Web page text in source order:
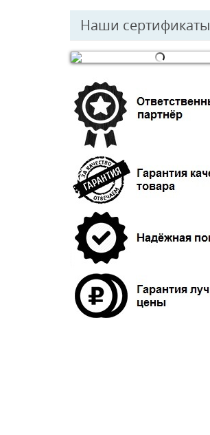
Наши сертификаты